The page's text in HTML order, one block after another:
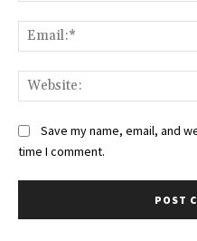
Save my name, email, and
time I comment.